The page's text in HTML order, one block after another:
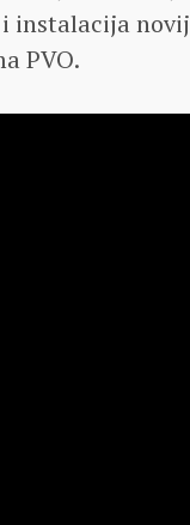
instalacija
PVO.